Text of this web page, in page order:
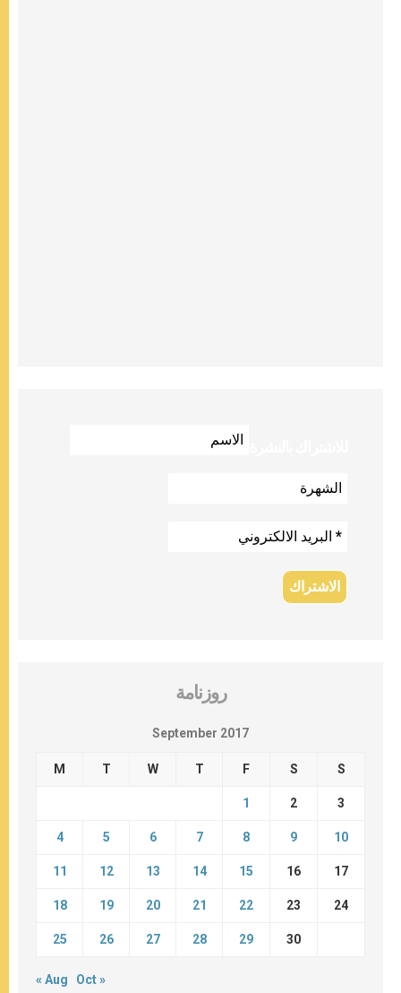
روزنامة
September 2017
M T W T F S S
1 2 3
4 5 6 7 8 9 10
11 12 13 14 15 16 17
18 19 20 21 22 23 24
25 26 27 28 29 30
« Aug Oct »